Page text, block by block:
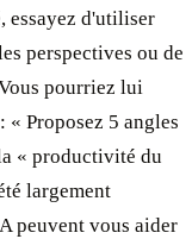
essayez d'utiliser
perspectives ou de
pourriez lui
« Proposez 5 angles
« productivité du
largement
peuvent vous aider